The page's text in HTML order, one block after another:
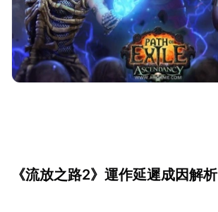
《流放之路2》運作延遲成因解析